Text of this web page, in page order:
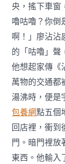
央，搖下車窗
嚕咕嚕？你倒
啊！」廖沾沾
的「咕嚕」聲
他想起家傳《
萬物的交通都
湯沸時，便是
包養網點五個
回店裡，衝到
門。暗門裡放
東西。他輸入